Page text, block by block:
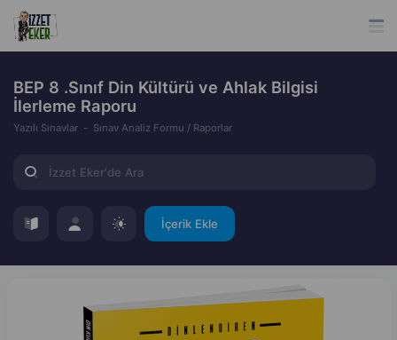
BEP 8 .Sınıf Din Kültürü ve Ahlak Bilgisi
İlerleme Raporu
Yazılı Sınavlar Sınav Analiz Formu / Raporlar
İçerik Ekle